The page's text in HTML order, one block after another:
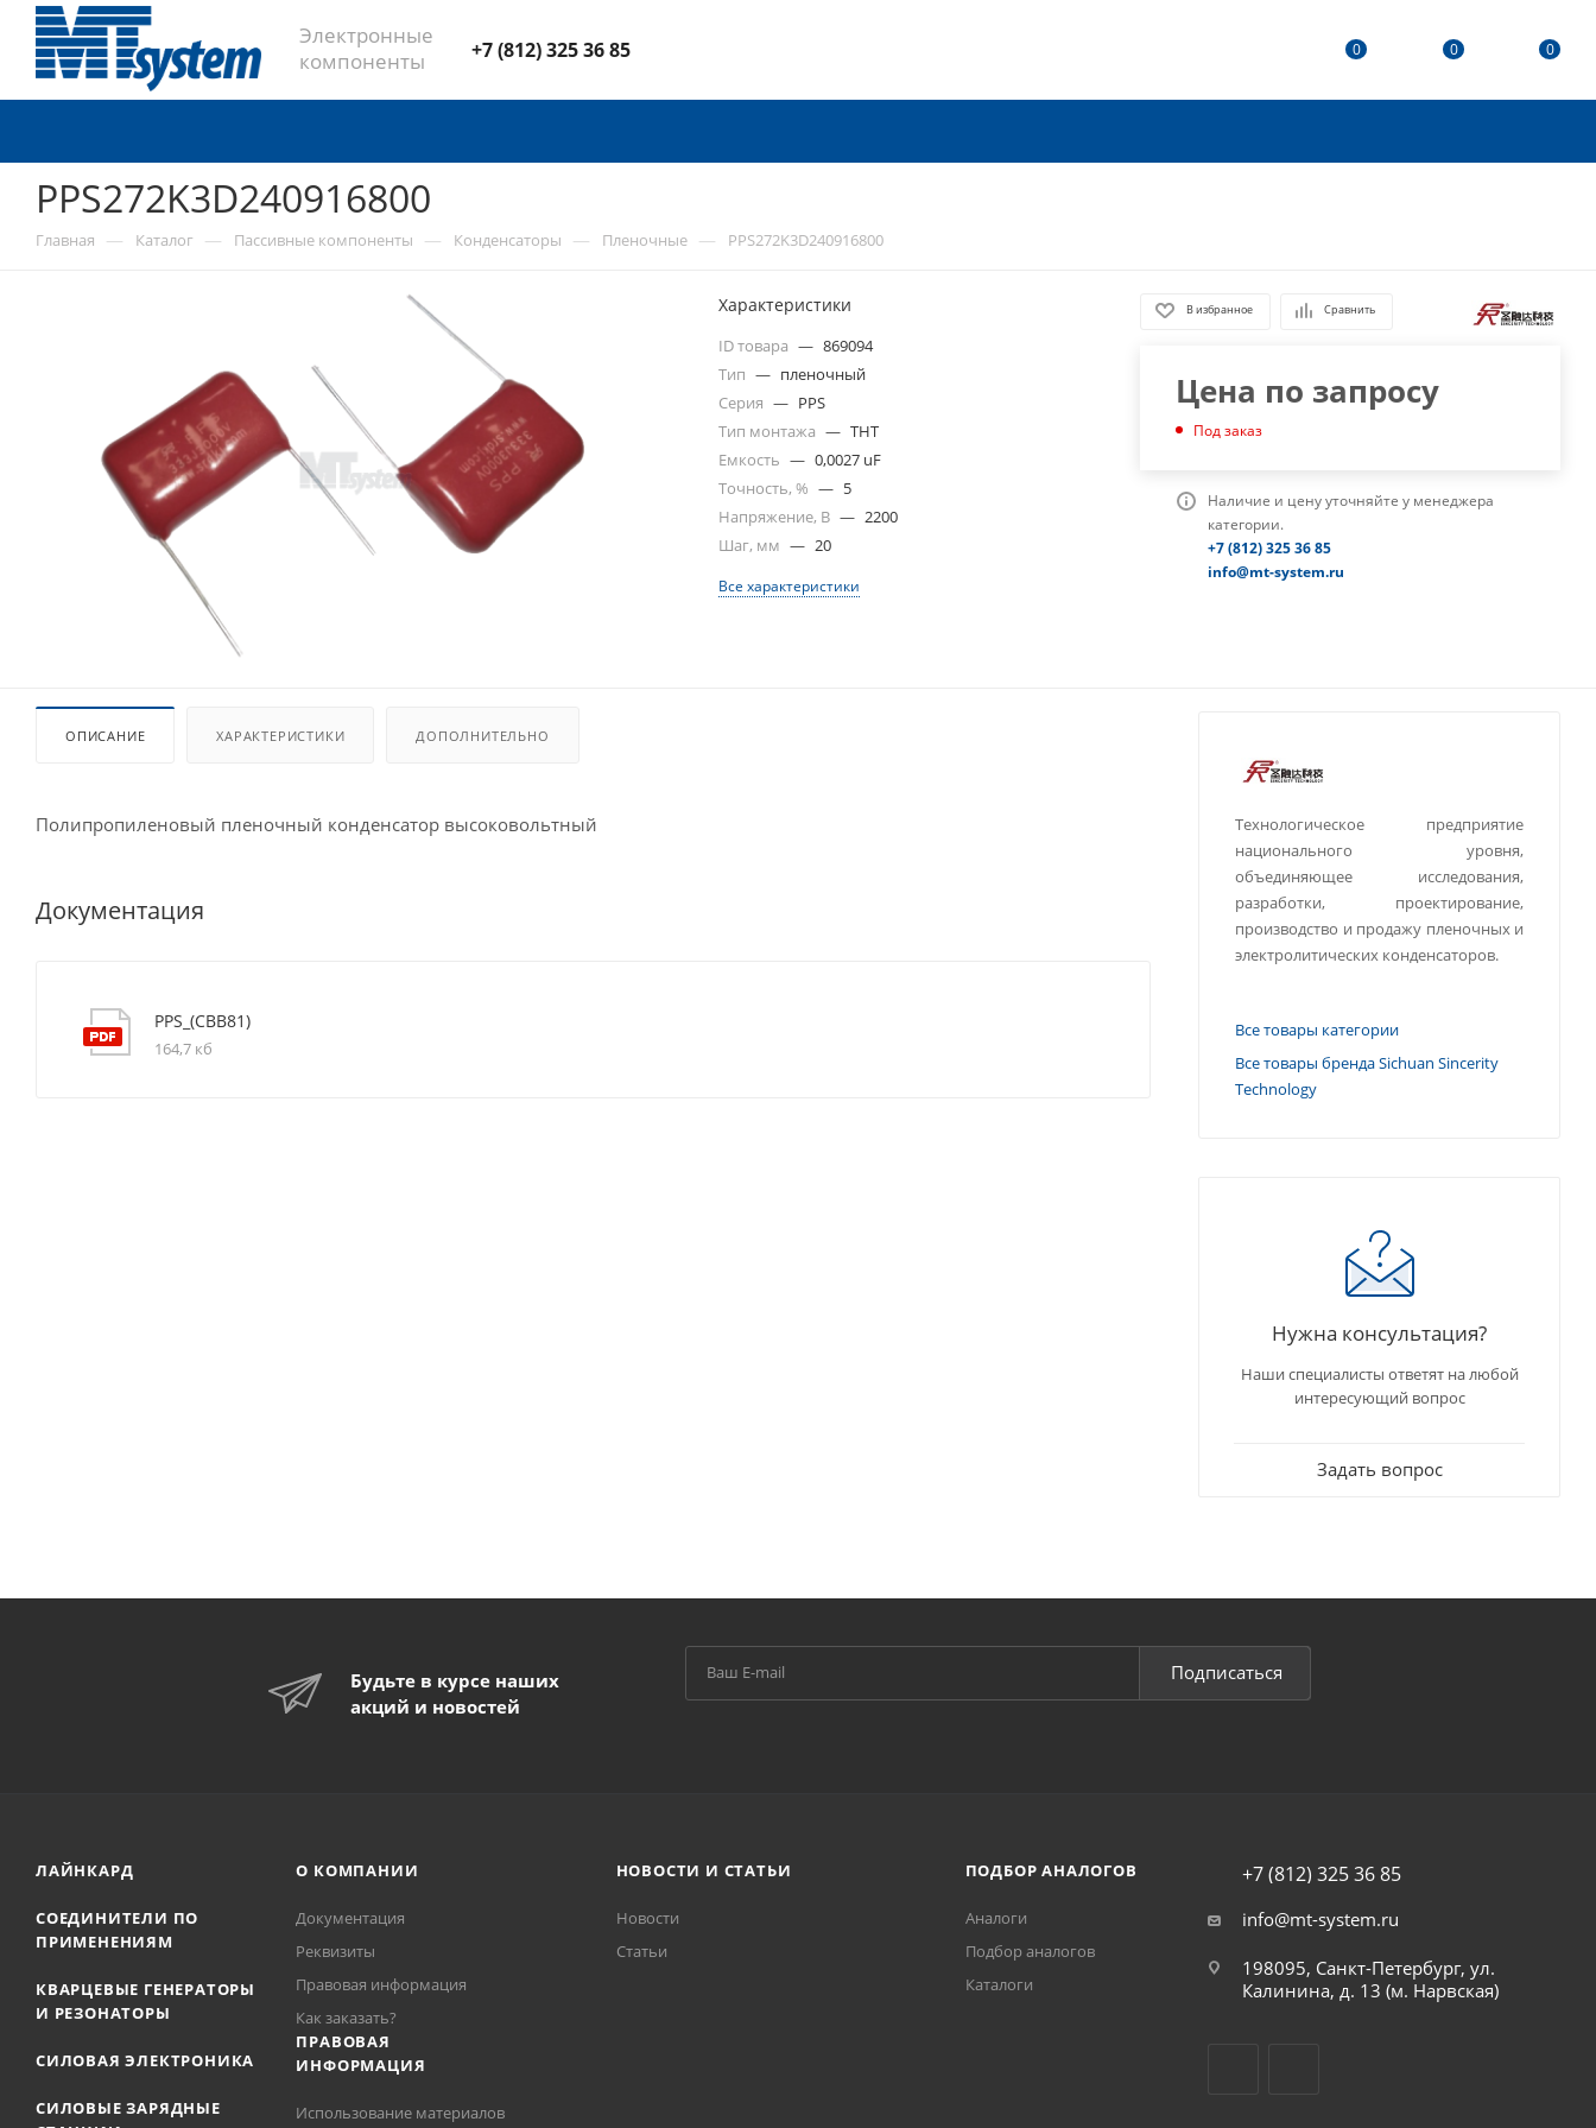
Электронные
компоненты
+7 (812) 325 36 85 0 0 0
PPS272K3D240916800
Главная — Каталог — Пассивные компоненты — Конденсаторы — Пленочные — PPS272K3D240916800
Характеристики
ID товара — 869094
Тип — пленочный
Серия — PPS
Тип монтажа — THT
Емкость — 0,0027 uF
Точность, % — 5
Напряжение, В — 2200
Шаг, мм — 20
Все характеристики
В избранное Сравнить
Цена по запросу
Под заказ
Наличие и цену уточняйте у менеджера
категории.
+7 (812) 325 36 85
info@mt-system.ru
ОПИСАНИЕ ХАРАКТЕРИСТИКИ ДОПОЛНИТЕЛЬНО
Полипропиленовый пленочный конденсатор высоковольтный
Документация
PPS_(CBB81)
164,7 кб
Технологическое предприятие
национального уровня,
объединяющее исследования,
разработки, проектирование,
производство и продажу пленочных и
электролитических конденсаторов.
Все товары категории
Все товары бренда Sichuan Sincerity
Technology
Нужна консультация?
Наши специалисты ответят на любой
интересующий вопрос
Задать вопрос
Будьте в курсе наших
акций и новостей
Подписаться
ЛАЙНКАРД
СОЕДИНИТЕЛИ ПО
ПРИМЕНЕНИЯМ
КВАРЦЕВЫЕ ГЕНЕРАТОРЫ
И РЕЗОНАТОРЫ
СИЛОВАЯ ЭЛЕКТРОНИКА
СИЛОВЫЕ ЗАРЯДНЫЕ
О КОМПАНИИ
Документация
Реквизиты
Правовая информация
Как заказать?
ПРАВОВАЯ
ИНФОРМАЦИЯ
Использование материалов
НОВОСТИ И СТАТЬИ
Новости
Статьи
ПОДБОР АНАЛОГОВ
Аналоги
Подбор аналогов
Каталоги
+7 (812) 325 36 85
info@mt-system.ru
198095, Санкт-Петербург, ул.
Калинина, д. 13 (м. Нарвская)